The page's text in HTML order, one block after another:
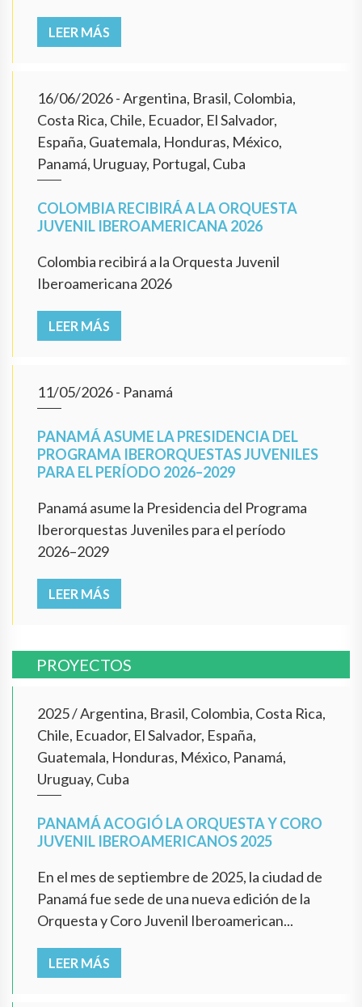
LEER MÁS
16/06/2026- Argentina, Brasil, Colombia,
Costa Rica, Chile, Ecuador, El Salvador,
España, Guatemala, Honduras, México,
Panamá, Uruguay, Portugal, Cuba
COLOMBIA RECIBIRÁ A LA ORQUESTA
JUVENIL IBEROAMERICANA 2026
Colombia recibirá a la Orquesta Juvenil
Iberoamericana 2026
LEER MÁS
11/05/2026- Panamá
PANAMÁ ASUME LA PRESIDENCIA DEL
PROGRAMA IBERORQUESTAS JUVENILES
PARA EL PERÍODO 2026–2029
Panamá asume la Presidencia del Programa
Iberorquestas Juveniles para el período
2026–2029
LEER MÁS
PROYECTOS
2025/Argentina, Brasil, Colombia, Costa Rica,
Chile, Ecuador, El Salvador, España,
Guatemala, Honduras, México, Panamá,
Uruguay, Cuba
PANAMÁ ACOGIÓ LA ORQUESTA Y CORO
JUVENIL IBEROAMERICANOS 2025
En el mes de septiembre de 2025, la ciudad de
Panamá fue sede de una nueva edición de la
Orquesta y Coro Juvenil Iberoamerican...
LEER MÁS